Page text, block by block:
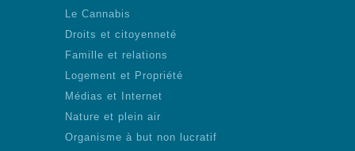
Le Cannabis
Droits et citoyenneté
Famille et relations
Logement et Propriété
Médias et Internet
Nature et plein air
Organisme à but non lucratif